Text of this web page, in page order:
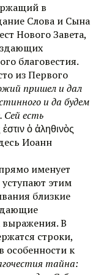
в
Слова и Сына
Нового Завета,
благовестия.
из Первого
пришел и дал
и да будем
Сей есть
ὁ ἀληθινὸς
Иоанн
именует
уступают этим
близкие
выражения. В
строки,
особенности к
тайна: